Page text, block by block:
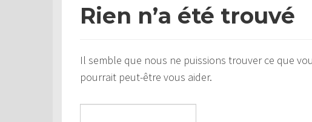
Rien n’a été trouvé
Il semble que nous ne puissions trouver ce que
pourrait peut-être vous aider.